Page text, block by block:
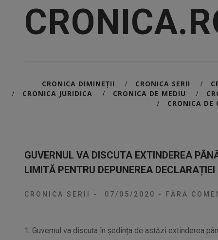
CRONICA DIMINEȚII / CRONICA SERII /
/ CRONICA JURIDICA / CRONICA DE MEDIU /
/ CRONICA DE
GUVERNUL VA DISCUTA EXTINDEREA
LIMITĂ PENTRU DEPUNEREA
CRONICA SERII - 07/05/2020 - FĂRĂ
1. Guvernul va discuta în ședința de astăzi extinderea